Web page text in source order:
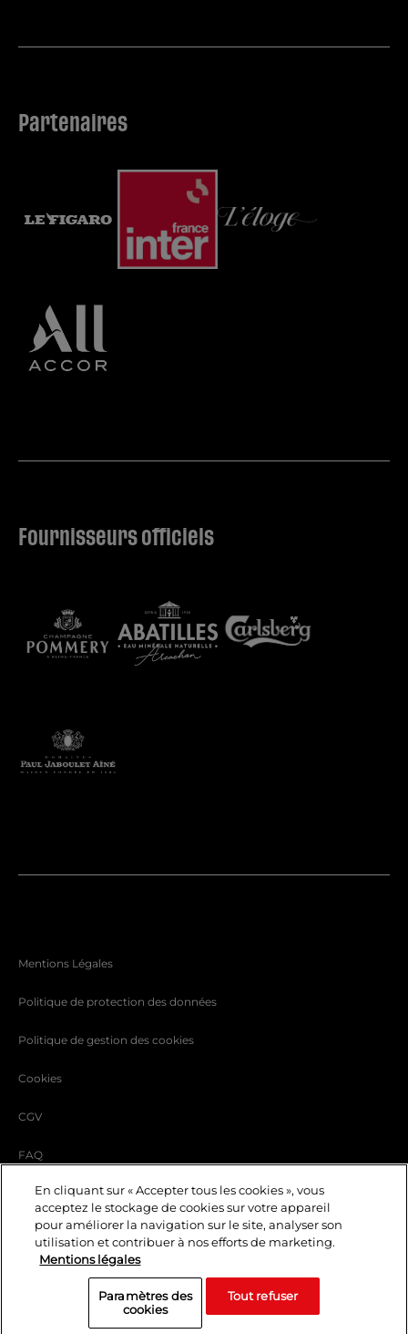
FR
Partenaires
Fournisseurs officiels
Mentions Légales
Politique de protection des données
Politique de gestion des cookies
Cookies
CGV
FAQ
Carrière
Evénements et Privatisations
Le blog
© 2023 Lido — Tous droits réservés
En cliquant sur « Accepter tous les cookies », vous
acceptez le stockage de cookies sur votre appareil
pour améliorer la navigation sur le site, analyser son
utilisation et contribuer à nos efforts de marketing.
Mentions légales
Paramètres des
cookies
Tout refuser